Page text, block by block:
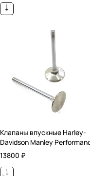
Клапаны впускные Harley-
Davidson Manley
13800 ₽